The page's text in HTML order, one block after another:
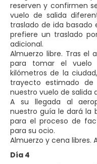
reserven y confirmen
vuelo de salida
traslado de ida basado
prefiere un traslado
adicional.
Almuerzo libre. Tras el
para tomar el vuelo
kilómetros de la
trayecto estimado de
nuestro vuelo de salida
A su llegada al
nuestro guía le dará la
para el proceso de
para su ocio.
Almuerzo y cena libres.
Día 4